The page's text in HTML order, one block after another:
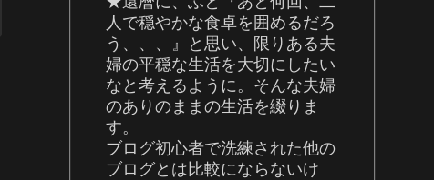
人で穏やかな食卓を囲めるだろ
う、、、』と思い、限りある夫
婦の平穏な生活を大切にしたい
なと考えるように。そんな夫婦
のありのままの生活を綴りま
す。
ブログ初心者で洗練された他の
ブログとは比較にならないけ